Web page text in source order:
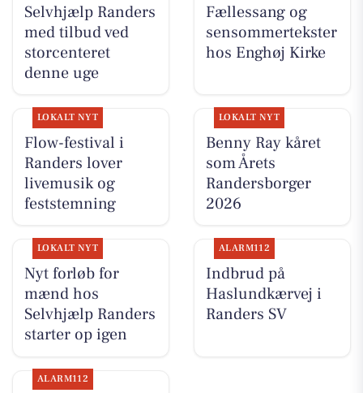
Selvhjælp Randers
med tilbud ved
storcenteret
denne uge
Fællessang og
sensommertekster
hos Enghøj Kirke
LOKALT NYT
Flow-festival i
Randers lover
livemusik og
feststemning
LOKALT NYT
Benny Ray kåret
som Årets
Randersborger
2026
LOKALT NYT
Nyt forløb for
mænd hos
Selvhjælp Randers
starter op igen
ALARM112
Indbrud på
Haslundkærvej i
Randers SV
ALARM112